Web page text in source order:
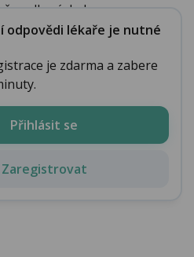
podle výsled...
odpovědi lékaře je nutné
je zdarma a zabere
Přihlásit se
Zaregistrovat